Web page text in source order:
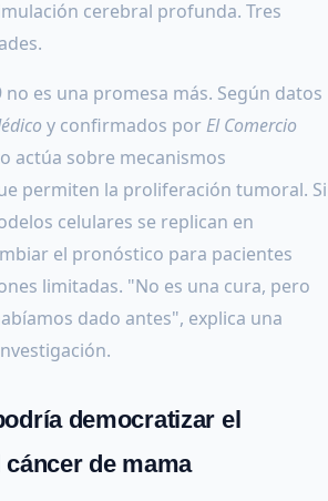
cerebral profunda. Tres
no es una promesa más. Según datos
y confirmados porEl Comercio
actúa sobre mecanismos
permiten la proliferación tumoral. Si
celulares se replican en
el pronóstico para pacientes
limitadas. "No es una cura, pero
dado antes", explica una
democratizar el
de mama